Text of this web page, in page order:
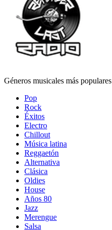
Géneros musicales más populares
Pop
Rock
Éxitos
Electro
Chillout
Música latina
Reggaetón
Alternativa
Clásica
Oldies
House
Años 80
Jazz
Merengue
Salsa